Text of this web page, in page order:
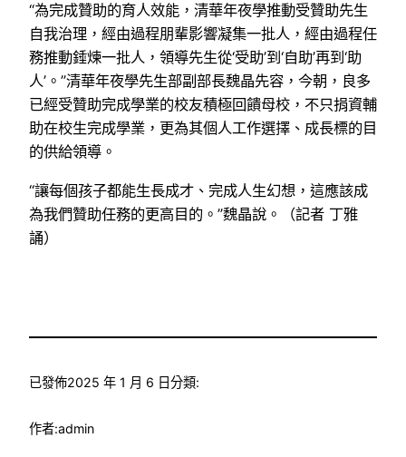
“為完成贊助的育人效能，清華年夜學推動受贊助先生
自我治理，經由過程朋輩影響凝集一批人，經由過程任
務推動錘煉一批人，領導先生從‘受助’到‘自助’再到‘助
人’。”清華年夜學先生部副部長魏晶先容，今朝，良多
已經受贊助完成學業的校友積極回饋母校，不只捐資輔
助在校生完成學業，更為其個人工作選擇、成長標的目
的供給領導。
“讓每個孩子都能生長成才、完成人生幻想，這應該成
為我們贊助任務的更高目的。”魏晶說。（記者 丁雅
誦）
已發佈2025 年 1 月 6 日分類:
作者:admin